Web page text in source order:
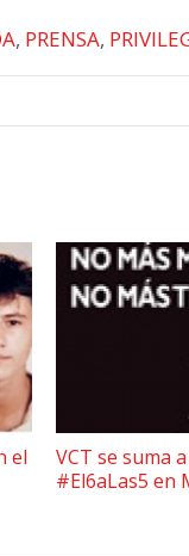
, PRENSA,
el
VCT se suma
#El6aLas5 en